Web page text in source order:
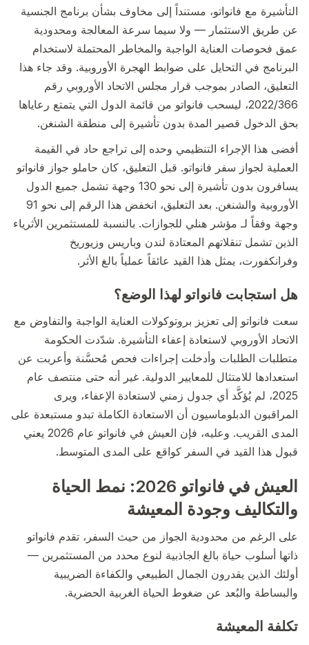
التأشيرة مع فانواتو، مستنداً إلى مخاوف بشأن برنامج الجنسية
عن طريق الاستثمار — ولا سيما سرعة المعالجة ومحدودية
عمق فحوصات العناية الواجبة والمخاطر المحتملة لاستخدام
البرنامج في التحايل على ضوابط الهجرة الأوروبية. وقد جاء هذا
التعليق، الصادر بموجب قرار مجلس الاتحاد الأوروبي رقم
2022/366، ليسحب فانواتو من قائمة الدول التي يتمتع رعاياها
بحق الدخول قصير المدة بدون تأشيرة إلى منطقة الشنغن.
أفضى هذا الإجراء التنظيمي وحده إلى تراجع حاد في القيمة
العملية لجواز سفر فانواتو. قبل التعليق، كان حاملو جواز فانواتو
يسافرون بدون تأشيرة إلى نحو 130 وجهة تشمل جميع الدول
الأوروبية والشنغن. بعد التعليق، انخفض هذا الرقم إلى نحو 91
وجهة وفقاً لـ مؤشر هنلي للجوازات. بالنسبة للمستثمرين الأثرياء
الذين تشمل تنقلاتهم المعتادة لندن وباريس وزيوريخ
وفرانكفورت، يمثل هذا القيد عائقاً عملياً بالغ الأثر.
هل استجابت فانواتو لهذا الوضع؟
سعت فانواتو إلى تعزيز بروتوكولات العناية الواجبة والتفاوض مع
الاتحاد الأوروبي لاستعادة إعفاء التأشيرة. شدّدت الحكومة
متطلبات الطلبات وأدخلت إجراءات فحص مُحسَّنة وأعربت عن
استعدادها للامتثال للمعايير الدولية. غير أنه حتى منتصف عام
2025، لم يُؤكَّد أي جدول زمني لاستعادة الإعفاء، ويرى
المراقبون الدبلوماسيون أن الاستعادة الكاملة تبدو مستبعدة على
المدى القريب. وعليه، فإن العيش في فانواتو عام 2026 يعني
قبول هذا القيد في السفر كواقع على المدى المتوسط.
العيش في فانواتو 2026: نمط الحياة
والتكاليف وجودة المعيشة
على الرغم من محدودية الجواز من حيث السفر، تقدم فانواتو
ذاتها أسلوب حياة بالغ الجاذبية لنوع محدد من المستثمرين —
أولئك الذين يقدرون الجمال الطبيعي والكفاءة الضريبية
والبساطة والبُعد عن ضغوط الحياة الغربية الحضرية.
تكلفة المعيشة